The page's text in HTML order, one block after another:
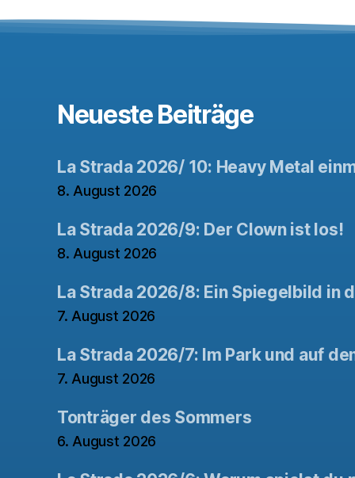
Neueste Beiträge
La Strada 2026/ 10: Heavy Metal
8. August 2026
La Strada 2026/9: Der Clown ist los!
8. August 2026
La Strada 2026/8: Ein Spiegelbild in
7. August 2026
La Strada 2026/7: Im Park und auf
7. August 2026
Tonträger des Sommers
6. August 2026